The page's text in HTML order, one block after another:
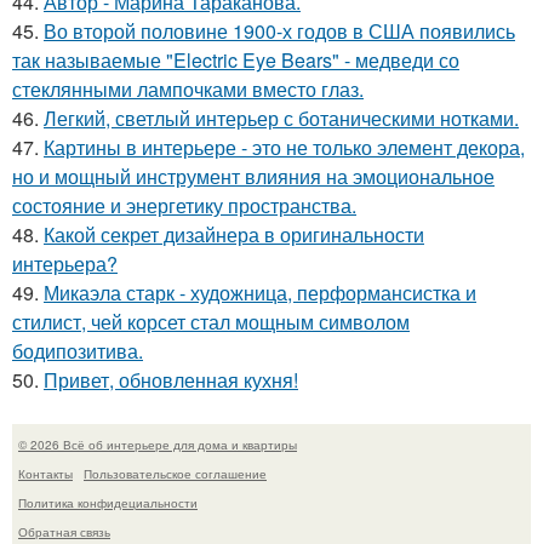
45. Во второй половине 1900-х годов в США появились
так называемые "Electric Eye Bears" - медведи со
стеклянными лампочками вместо глаз.
46. Легкий, светлый интерьер с ботаническими нотками.
47. Картины в интерьере - это не только элемент декора,
но и мощный инструмент влияния на эмоциональное
состояние и энергетику пространства.
48. Какой секрет дизайнера в оригинальности
интерьера?
49. Микаэла старк - художница, перформансистка и
стилист, чей корсет стал мощным символом
бодипозитива.
50. Привет, обновленная кухня!
© 2026 Всё об интерьере для дома и квартиры
Контакты
Пользовательское соглашение
Политика конфидециальности
Обратная связь